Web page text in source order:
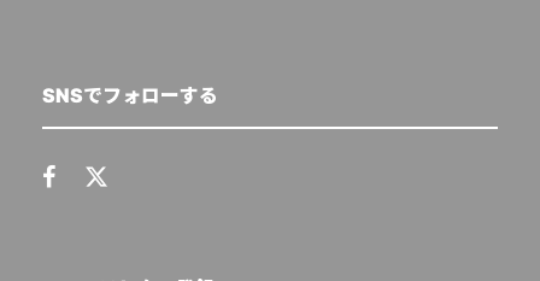
SNSでフォローする